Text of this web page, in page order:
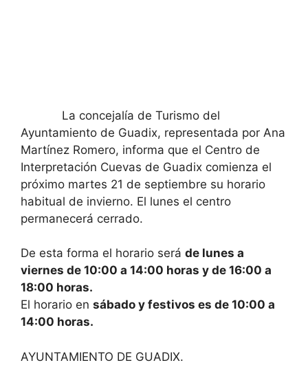
La concejalía de Turismo del
Ayuntamiento de Guadix, representada por Ana
Martínez Romero, informa que el Centro de
Interpretación Cuevas de Guadix comienza el
próximo martes 21 de septiembre su horario
habitual de invierno. El lunes el centro
permanecerá cerrado.
De esta forma el horario será de lunes a
viernes de 10:00 a 14:00 horas y de 16:00 a
18:00 horas.
El horario en sábado y festivos es de 10:00 a
14:00 horas.
AYUNTAMIENTO DE GUADIX.